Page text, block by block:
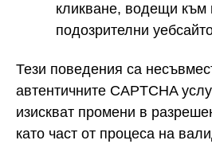
кликване, водещи към
подозрителни
Тези поведения са
автентичните CAPTCHA
изискват промени в
като част от процеса на